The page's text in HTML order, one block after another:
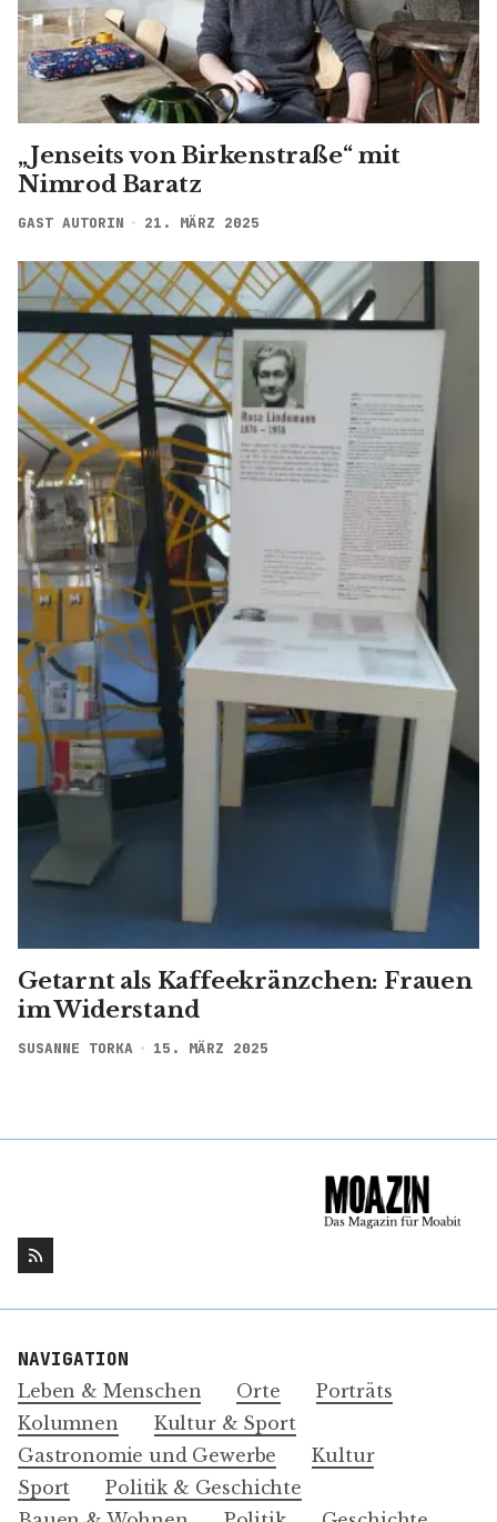
„Jenseits von Birkenstraße“ mit
Nimrod Baratz
GAST AUTORIN 21. MÄRZ 2025
Getarnt als Kaffeekränzchen: Frauen
im Widerstand
SUSANNE TORKA 15. MÄRZ 2025
NAVIGATION
Leben & Menschen Orte
Porträts
Kolumnen
Kultur & Sport
Gastronomie und Gewerbe
Kultur
Sport
Politik & Geschichte